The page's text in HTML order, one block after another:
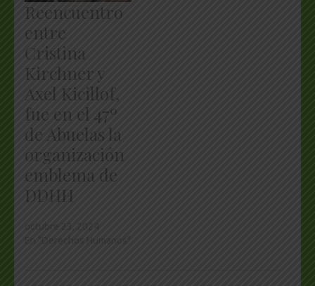
Reencuentro
entre
Cristina
Kirchner y
Axel Kicillof,
fue en el 47º
de Abuelas la
organización
emblema de
DDHH